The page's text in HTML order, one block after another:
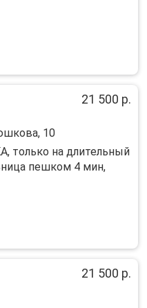
21 500 р.
10
тoлько на длительный
пешком 4 мин,
21 500 р.